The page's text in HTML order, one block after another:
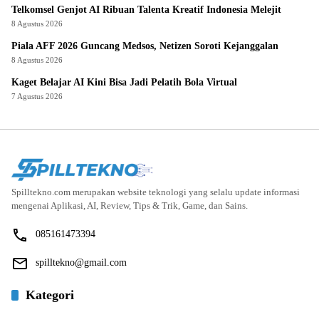
Telkomsel Genjot AI Ribuan Talenta Kreatif Indonesia Melejit
8 Agustus 2026
Piala AFF 2026 Guncang Medsos, Netizen Soroti Kejanggalan
8 Agustus 2026
Kaget Belajar AI Kini Bisa Jadi Pelatih Bola Virtual
7 Agustus 2026
Spilltekno.com merupakan website teknologi yang selalu update informasi
mengenai Aplikasi, AI, Review, Tips & Trik, Game, dan Sains.
085161473394
spilltekno@gmail.com
Kategori